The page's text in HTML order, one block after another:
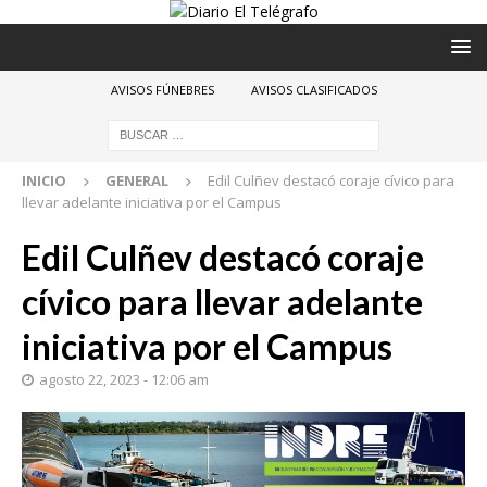
AVISOS FÚNEBRES AVISOS CLASIFICADOS
INICIO GENERAL
Edil Culñev destacó coraje cívico para
llevar adelante iniciativa por el Campus
Edil Culñev destacó coraje
cívico para llevar adelante
iniciativa por el Campus
agosto 22, 2023 - 12:06 am